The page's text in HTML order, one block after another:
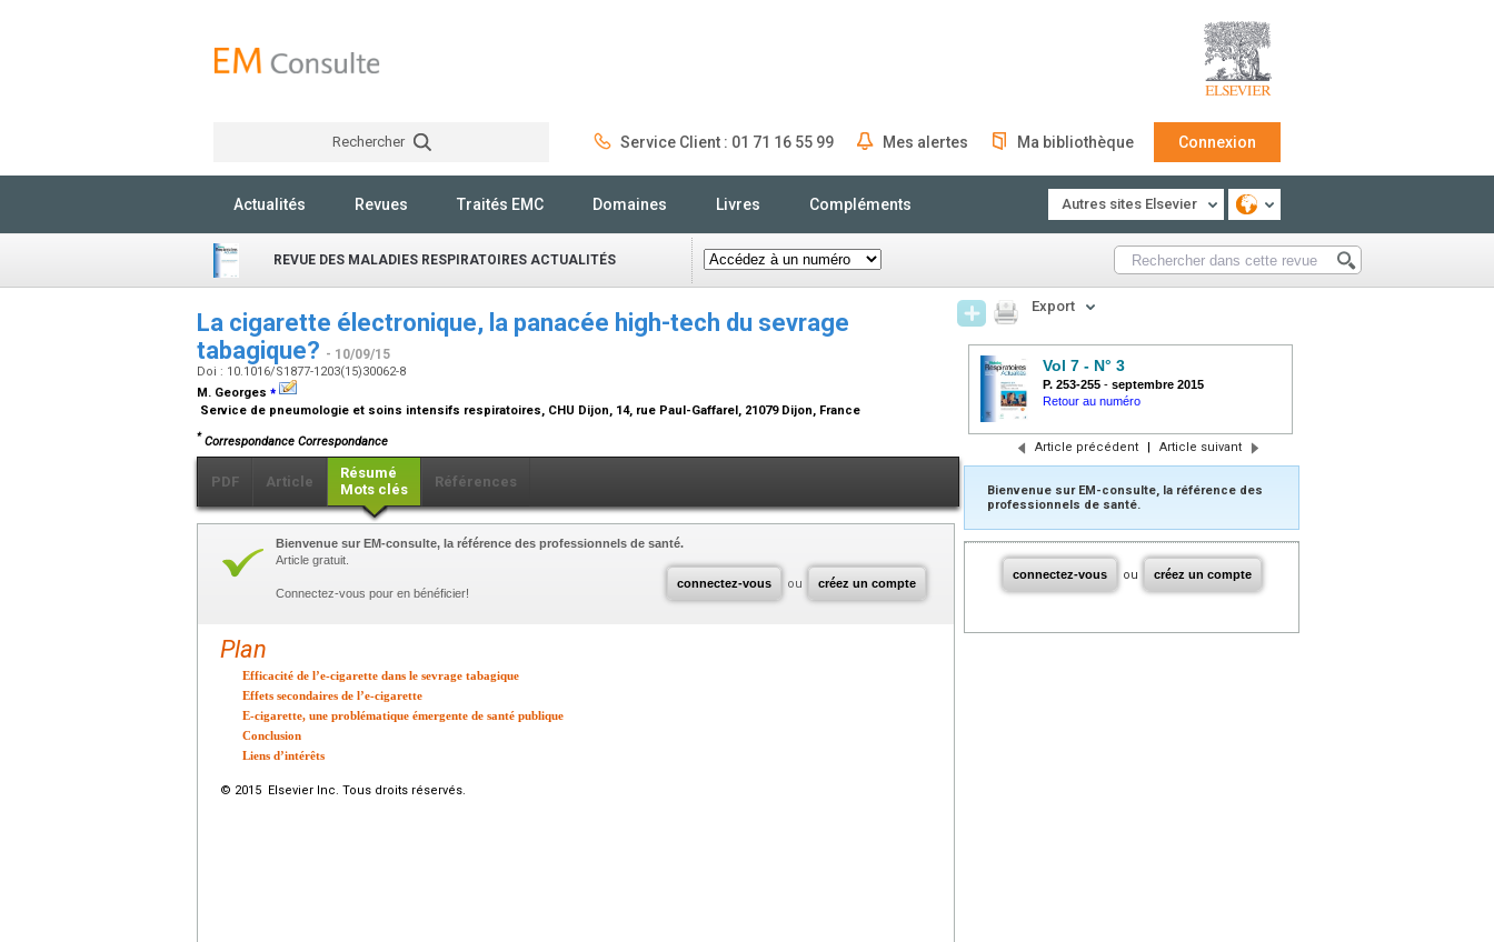
Rechercher Service Client : 01 71 16 55 99 Mes alertes Ma bibliothèque Connexion
Actualités Revues Traités EMC Domaines Livres Compléments Autres sites Elsevier
REVUE DES MALADIES RESPIRATOIRES ACTUALITÉS
La cigarette électronique, la panacée high-tech du sevrage
tabagique? - 10/09/15
Doi : 10.1016/S1877-1203(15)30062-8
M. Georges ⁎
Service de pneumologie et soins intensifs respiratoires, CHU Dijon, 14, rue Paul-Gaffarel, 21079 Dijon, France
* Correspondance Correspondance
PDF Article
Résumé
Mots clés
Références
connectez-vous ou créez un compte
Bienvenue sur EM-consulte, la référence des professionnels de santé.
Article gratuit.
Connectez-vous pour en bénéficier!
Plan
Efficacité de l’e-cigarette dans le sevrage tabagique
Effets secondaires de l’e-cigarette
E-cigarette, une problématique émergente de santé publique
Conclusion
Liens d’intérêts
© 2015 Elsevier Inc. Tous droits réservés.
Export
Vol 7 - N° 3
P. 253-255 - septembre 2015
Retour au numéro
Article précédent | Article suivant
Bienvenue sur EM-consulte, la référence des
professionnels de santé.
connectez-vous ou créez un compte